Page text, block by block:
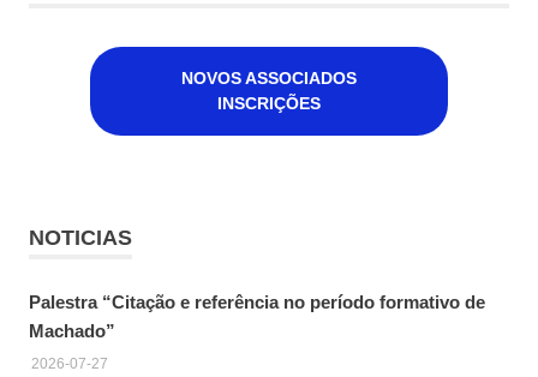
NOVOS ASSOCIADOS
INSCRIÇÕES
NOTICIAS
Palestra “Citação e referência no período formativo de
Machado”
2026-07-27